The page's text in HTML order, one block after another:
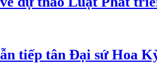
tiếp tân Đại sứ Hoa